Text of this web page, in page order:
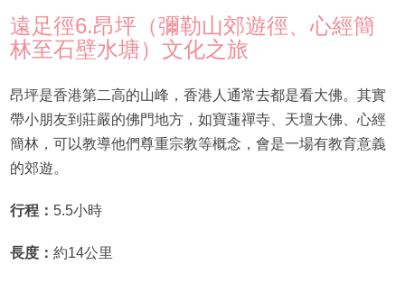
遠足徑6.昂坪（彌勒山郊遊徑、心經簡
林至石壁水塘）文化之旅
昂坪是香港第二高的山峰，香港人通常去都是看大佛。其實
帶小朋友到莊嚴的佛門地方，如寶蓮禪寺、天壇大佛、心經
簡林，可以教導他們尊重宗教等概念，會是一場有教育意義
的郊遊。
行程： 5.5小時
長度： 約14公里